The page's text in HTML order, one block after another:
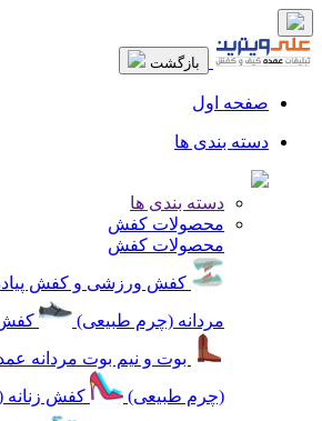
بازگشت
صفحه اول
دسته بندی ها
دسته بندی ها
محصولات کفش
محصولات کفش
کفش ورزشی و کفش
مردانه (چرم طبیعی)
کفش
بوت و نیم بوت مردانه
(چرم طبیعی)
کفش زنانه